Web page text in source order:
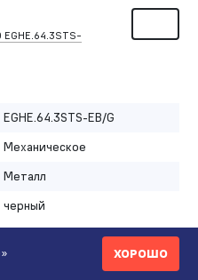
EGHE.64.3STS-
EGHE.64.3STS-EB/G
Механическое
Металл
черный
ХОРОШО